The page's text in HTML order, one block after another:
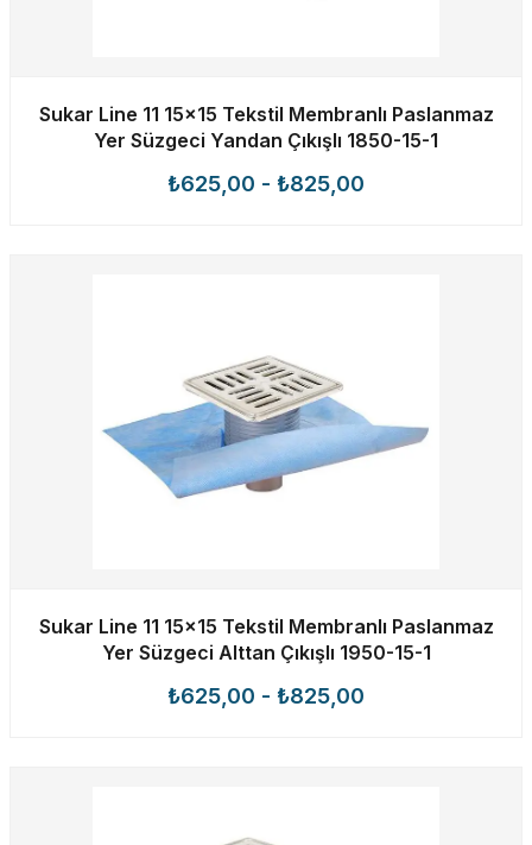
Sukar Line 11 15x15 Tekstil Membranlı Paslanmaz
Yer Süzgeci Yandan Çıkışlı 1850-15-1
₺625,00 - ₺825,00
Sukar Line 11 15x15 Tekstil Membranlı Paslanmaz
Yer Süzgeci Alttan Çıkışlı 1950-15-1
₺625,00 - ₺825,00